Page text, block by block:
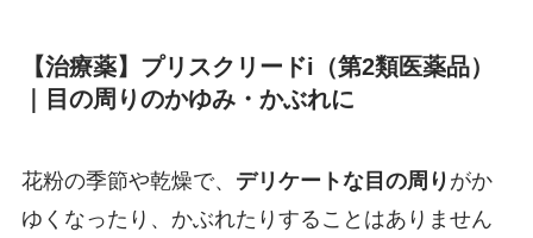
【治療薬】プリスクリードi（第2類医薬品）
｜目の周りのかゆみ・かぶれに
花粉の季節や乾燥で、 デリケートな目の周り がか
ゆくなったり、かぶれたりすることはありません